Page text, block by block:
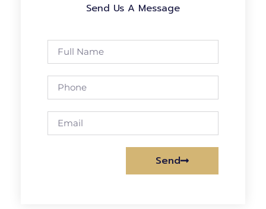
Send Us A Message
Send